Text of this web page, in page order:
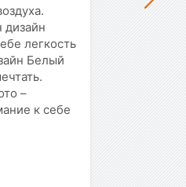
легкость
Белый
–
к себе